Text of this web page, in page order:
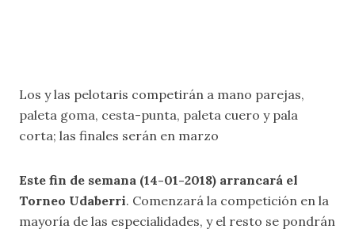
Los y las pelotaris competirán a mano parejas,
paleta goma, cesta-punta, paleta cuero y pala
corta; las finales serán en marzo
Este fin de semana (14-01-2018) arrancará el
Torneo Udaberri. Comenzará la competición en la
mayoría de las especialidades, y el resto se pondrán